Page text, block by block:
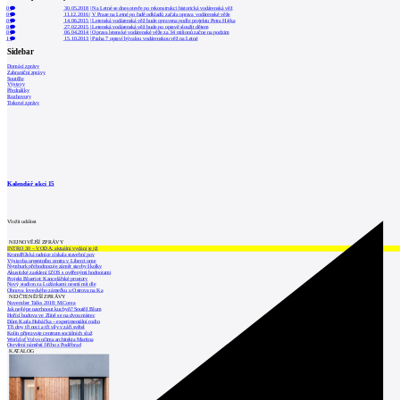
0 30.05.2018 |Na Letné se dnes otevře po rekonstrukci historická vodárenská věž
0
11.12.2016| V Praze na Letné po řadě odkladů začala oprava vodárenské věže
0
14.06.2015 |Letenská vodárenská věž bude opravena podle projektu Petra Hájka
0
27.02.2015 |Letenská vodárenská věž bude po opravě sloužit dětem
0
06.04.2014 |Oprava letenské vodárenské věže za 34 milionů začne na podzim
1 15.10.2013 |Praha 7 opraví bývalou vodárenskou věž na Letné
Sidebar
Domácí zprávy
Zahraniční zprávy
Soutěže
Výstavy
Přednášky
Rozhovory
Tiskové zprávy
Kalendář akcí 15
Vložit událost
NEJNOVĚJŠÍ ZPRÁVY
INTRO 30 – VODA: aktuální vydání je již
Kroměřížská radnice získala stavební pov
Výstavba urgentního centra v Liberci ome
Nymburk přehodnocuje záměr stavby školky
Akustické zasklení IZOS s ověřenými hodnotami
Projekt Blueriot: Kancelářské prostory
Nový stadion za Lužánkami nesmí mít dle
Obnova loveckého zámečku u Ostrova na Ka
NEJČTENĚJŠÍ ZPRÁVY
November Talks 2018: M.Corea
Jak nejlépe navrhnout kuchyň? Soutěž Blum
Hořící budova ve Zlíně se na dvou místec
Dům Karla Hubáčka – experimentální rodin
Tři dny, tři noci a tři vily v záři světel
Kolín připravuje centrum sociálních služ
World of Volvo očima architekta Martina
Otevření náměstí Jiřího z Poděbrad
KATALOG